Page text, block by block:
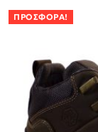
ΠΡΟΣΦΟΡΆ!